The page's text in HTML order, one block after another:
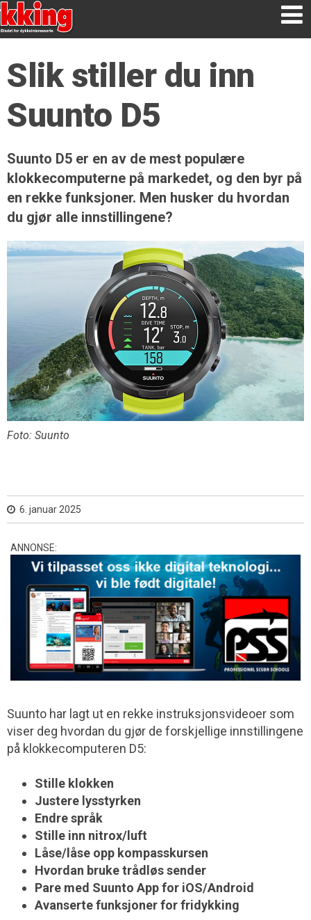
Slik stiller du inn
Suunto D5
Suunto D5 er en av de mest populære
klokkecomputerne på markedet, og den byr på
en rekke funksjoner. Men husker du hvordan
du gjør alle innstillingene?
Foto: Suunto
6. januar 2025
ANNONSE:
Suunto har lagt ut en rekke instruksjonsvideoer som
viser deg hvordan du gjør de forskjellige innstillingene
på klokkecomputeren D5:
Stille klokken
Justere lysstyrken
Endre språk
Stille inn nitrox/luft
Låse/låse opp kompasskursen
Hvordan bruke trådløs sender
Pare med Suunto App for iOS/Android
Avanserte funksjoner for fridykking